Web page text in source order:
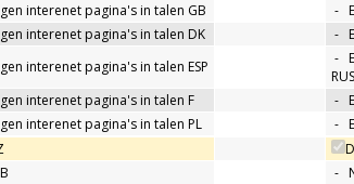
interenet pagina's in talen GB -
interenet pagina's in talen DK -
interenet pagina's in talen ESP -
RUS
interenet pagina's in talen F -
interenet pagina's in talen PL -
D
-